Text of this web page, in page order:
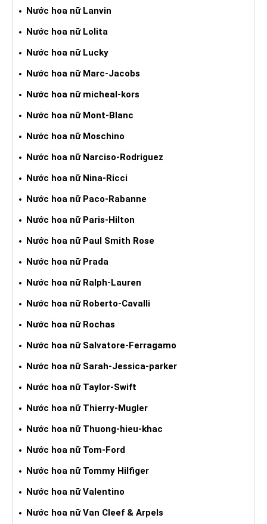
Nước hoa nữ Lanvin
Nước hoa nữ Lolita
Nước hoa nữ Lucky
Nước hoa nữ Marc-Jacobs
Nước hoa nữ micheal-kors
Nước hoa nữ Mont-Blanc
Nước hoa nữ Moschino
Nước hoa nữ Narciso-Rodriguez
Nước hoa nữ Nina-Ricci
Nước hoa nữ Paco-Rabanne
Nước hoa nữ Paris-Hilton
Nước hoa nữ Paul Smith Rose
Nước hoa nữ Prada
Nước hoa nữ Ralph-Lauren
Nước hoa nữ Roberto-Cavalli
Nước hoa nữ Rochas
Nước hoa nữ Salvatore-Ferragamo
Nước hoa nữ Sarah-Jessica-parker
Nước hoa nữ Taylor-Swift
Nước hoa nữ Thierry-Mugler
Nước hoa nữ Thuong-hieu-khac
Nước hoa nữ Tom-Ford
Nước hoa nữ Tommy Hilfiger
Nước hoa nữ Valentino
Nước hoa nữ Van Cleef & Arpels